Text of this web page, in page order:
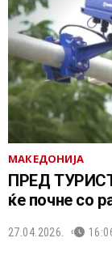
МАКЕДОНИЈА
ПРЕД
ќе почне со
27.04.2026.